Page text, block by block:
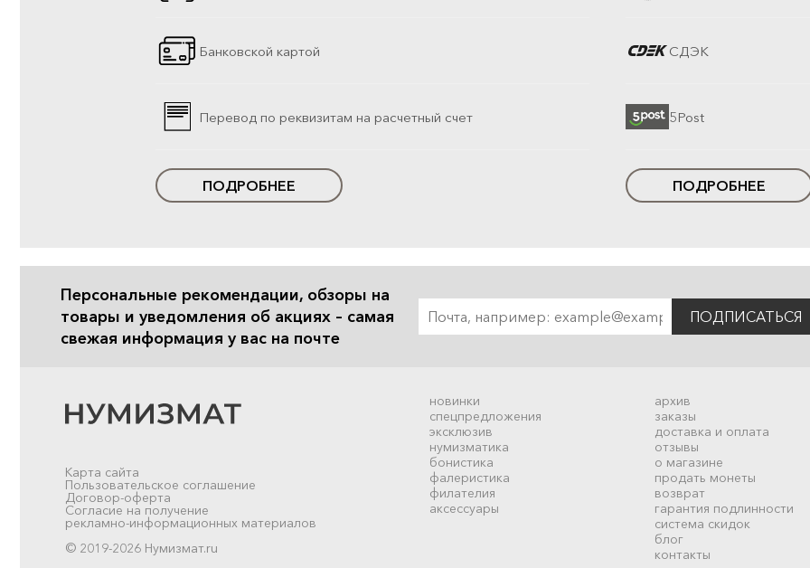
Банковской картой
Перевод по реквизитам на расчетный счет
ПОДРОБНЕЕ
СДЭК
5Post
ПОДРОБНЕЕ
Персональные рекомендации, обзоры на
товары и уведомления об акциях – самая
свежая информация у вас на почте
ПОДПИСАТЬСЯ
новинки
спецпредложения
эксклюзив
нумизматика
бонистика
фалеристика
филателия
аксессуары
архив
заказы
доставка и оплата
отзывы
о магазине
продать монеты
возврат
гарантия подлинности
система скидок
блог
контакты
Карта сайта
Пользовательское соглашение
Договор-оферта
Согласие на получение
рекламно-информационных материалов
© 2019-2026 Нумизмат.ru